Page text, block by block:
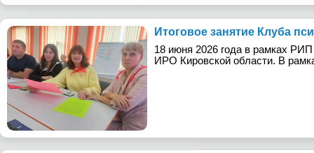
Итоговое занятие Клуба
18 июня 2026 года в рамках РИП
ИРО Кировской области. В